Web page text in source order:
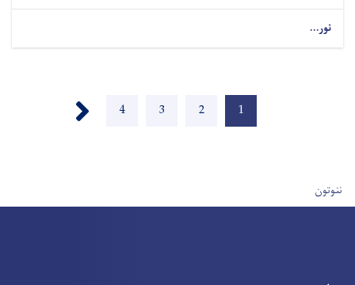
نور...
اوسنی
1 پاڼه
2 پاڼه
3 پاڼه
4
User account menu
ننوتون